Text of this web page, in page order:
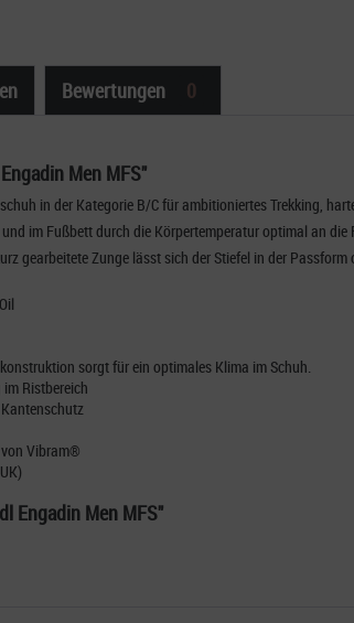
Bewertungen 0
Men MFS"
in der Kategorie B/C für ambitioniertes Trekking,
im Fußbett durch die Körpertemperatur optimal an
gearbeitete Zunge lässt sich der Stiefel in der Passform
sorgt für ein optimales Klima im Schuh.
Ristbereich
Vibram®
Engadin Men MFS"